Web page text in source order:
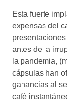
Esta fuerte
expensas del
antes de la
la pandemia,
cápsulas han
ganancias al
café